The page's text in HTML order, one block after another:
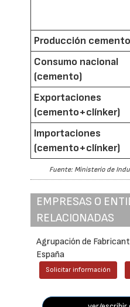
Producción cemento
Consumo nacional
(cemento)
Exportaciones
(cemento+clínker)
Importaciones
(cemento+clínker)
Fuente: Ministerio de
EMPRESAS O
RELACIONADAS
Agrupación de
España
Solicitar información